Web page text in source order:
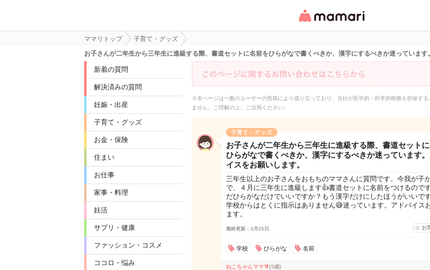
リ・情報サイト
ママリトップ
子育て・グッズ
お子さんが二年生から三年生に進級する際、書道セットに名前をひらがなで書くべきか、漢字にするべきか迷っています
新着の質問
解決済みの質問
妊娠・出産
子育て・グッズ
お金・保険
住まい
お仕事
家事・料理
妊活
サプリ・健康
ファッション・コスメ
ココロ・悩み
※本ページは一般のユーザーの投稿により成り立っており、当社が医学的・科学的根拠を担保する
ません。ご理解の上、ご活用ください。
子育て・グッズ
お子さんが二年生から三年生に進級する際、書道セット
ひらがなで書くべきか、漢字にするべきか迷っています
イスをお願いします。
三年生以上のお子さんをおもちのママさんに質問です。今我が子
で、４月に三年生に進級します👍書道セットに名前をつけるので
だひらがなだけでいいですか？もう漢字だけにしたほうがいいで
学校からはとくに指示はありません😅迷っています。アドバイス
ます。
最終更新：3月25日 お
学校 ひらがな 名前
ねこちゃんママ🔰(9歳)